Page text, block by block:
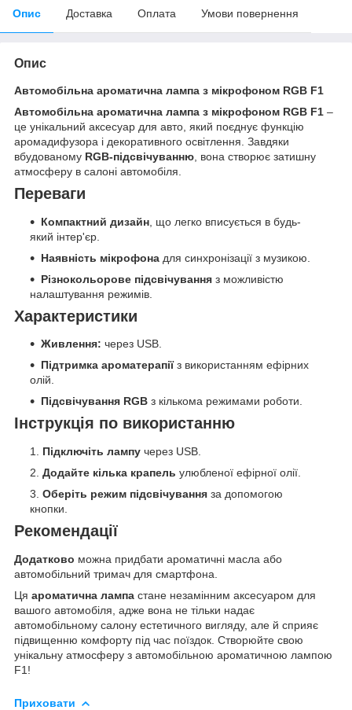
Опис Доставка Оплата Умови повернення
Опис
Автомобільна ароматична лампа з мікрофоном RGB F1
Автомобільна ароматична лампа з мікрофоном RGB F1 –
це унікальний аксесуар для авто, який поєднує функцію
аромадифузора і декоративного освітлення. Завдяки
вбудованому RGB-підсвічуванню , вона створює затишну
атмосферу в салоні автомобіля.
Переваги
Компактний дизайн , що легко вписується в будь-
який інтер'єр.
Наявність мікрофона для синхронізації з музикою.
Різнокольорове підсвічування з можливістю
налаштування режимів.
Характеристики
Живлення: через USB.
Підтримка ароматерапіїз використанням ефірних
олій.
Підсвічування RGB з кількома режимами роботи.
Інструкція по використанню
Підключіть лампу через USB.
Додайте кілька крапель улюбленої ефірної олії.
Оберіть режим підсвічування за допомогою
кнопки.
Рекомендації
Додатково можна придбати ароматичні масла або
автомобільний тримач для смартфона.
Ця ароматична лампа стане незамінним аксесуаром для
вашого автомобіля, адже вона не тільки надає
автомобільному салону естетичного вигляду, але й сприяє
підвищенню комфорту під час поїздок. Створюйте свою
унікальну атмосферу з автомобільною ароматичною лампою
F1!
Приховати